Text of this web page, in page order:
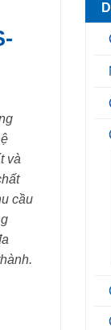
và
cầu